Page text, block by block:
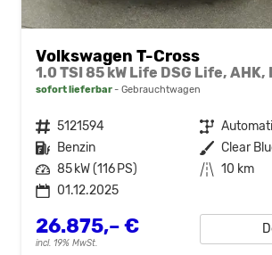
Volkswagen T-Cross
sofort lieferbar Gebrauchtwagen
Fahrzeugnr. 5121594 Getriebe
Kraftstoff Benzin Außenfarbe Clear
Leistung 85 kW (116 PS) Kilometerstand 10 km
01.12.2025
26.875,– €
incl. 19% MwSt.